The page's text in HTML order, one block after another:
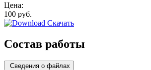
Цена:
100 руб.
Скачать
Состав работы
Сведения о файлах